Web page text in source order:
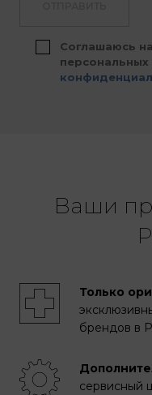
Соглашаюсь
Ваши
Только
брендов в
сервисный